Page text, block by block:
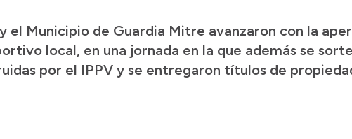
el Municipio de Guardia Mitre avanzaron con la
local, en una jornada en la que además se
por el IPPV y se entregaron títulos de